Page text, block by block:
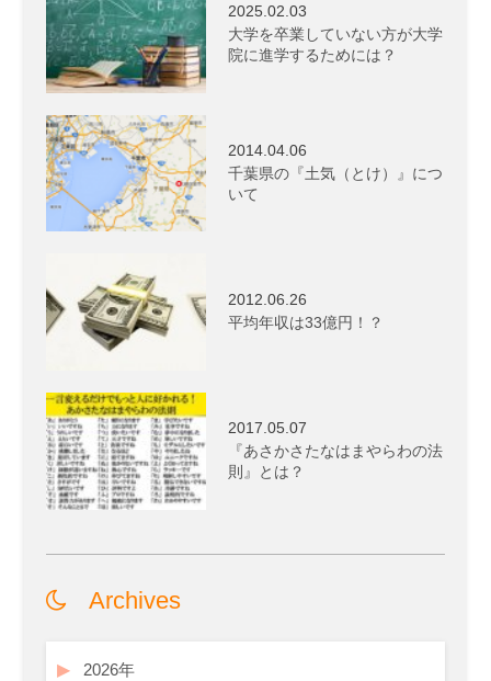
2025.02.03
大学を卒業していない方が大学
院に進学するためには？
2014.04.06
千葉県の『土気（とけ）』につ
いて
2012.06.26
平均年収は33億円！？
2017.05.07
『あさかさたなはまやらわの法
則』とは？
Archives
2026年